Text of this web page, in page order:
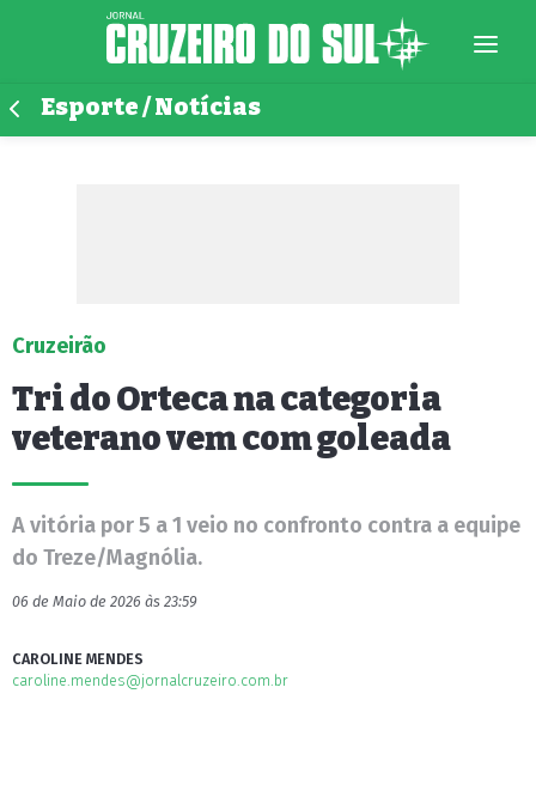
Esporte / Notícias
Cruzeirão
Tri do Orteca na categoria
veterano vem com goleada
A vitória por 5 a 1 veio no confronto contra a equipe
do Treze/Magnólia.
06 de Maio de 2026 às 23:59
CAROLINE MENDES
caroline.mendes@jornalcruzeiro.com.br